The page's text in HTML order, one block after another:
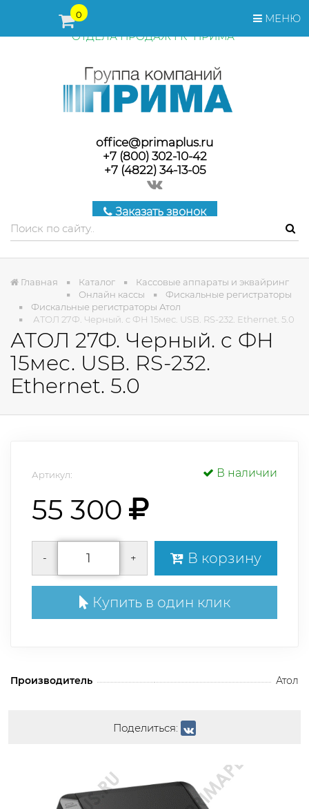
МЕНЮ
0
ПЕРЕД ОФОРМЛЕНИЕМ ЗАКАЗА, СТОИМОСТЬ И СРОКИ
ПОСТАВКИ ТОВАРА УТОЧНЯЙТЕ У МЕНЕДЖЕРОВ
ОТДЕЛА ПРОДАЖ ГК "ПРИМА"
office@primaplus.ru
+7 (800) 302-10-42
+7 (4822) 34-13-05
Заказать звонок
Главная Каталог
Кассовые аппараты и эквайринг
Онлайн кассы
Фискальные регистраторы
Фискальные регистраторы Атол
АТОЛ 27Ф. Черный. c ФН 15мес. USB. RS-232. Ethernet. 5.0
АТОЛ 27Ф. Черный. c ФН
15мес. USB. RS-232.
Ethernet. 5.0
Артикул: В наличии
55 300
- + В корзину
Купить в один клик
Производитель Атол
Поделиться: